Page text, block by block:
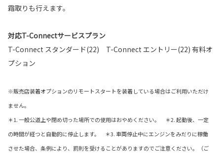
霜取りも行えます。
対応T-Connectサービスプラン
T-Connect スタンダード(22) T-Connect エントリー(22) 有料オ
プション
※販売店装着オプションのリモートスタートを装着している場合はご利用いただけ
ません。
＊1. 一般公道上や閉め切った場所での使用はおやめください。 ＊2. 起動後、一定
の時間が経つと自動的に停止します。 ＊3. 車両停止中にエンジンをみだりに稼働
させた場合、条例により、罰則を受けることがありますのでご注意ください。（ご